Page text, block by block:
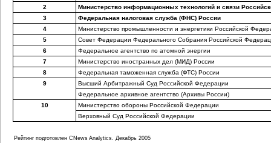
2
Министерство информационных технологий и связи
3
Федеральная налоговая служба (ФНС) России
4
Министерство промышленности и энергетики Российской
5
Совет Федерации Федерального Собрания Российской
6
Федеральное агентство по атомной энергии
7
Министерство иностранных дел (МИД) России
8
Федеральная таможенная служба (ФТС) России
9
Высший Арбитражный Суд Российской Федерации
Федеральное архивное агентство (Архивы России)
10
Министерство обороны Российской Федерации
Верховный Суд Российской Федерации
Рейтинг подготовлен CNews Analytics. Декабрь 2005